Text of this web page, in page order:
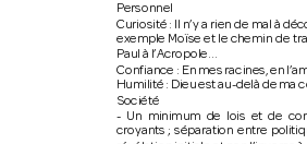
Personnel
Curiosité : Il n’y a rien de mal à
exemple Moïse et le chemin de
Paul à l’Acropole…
Confiance : En mes racines, en
Humilité : Dieu est au-delà de ma
Société
- Un minimum de lois et de
croyants ; séparation entre